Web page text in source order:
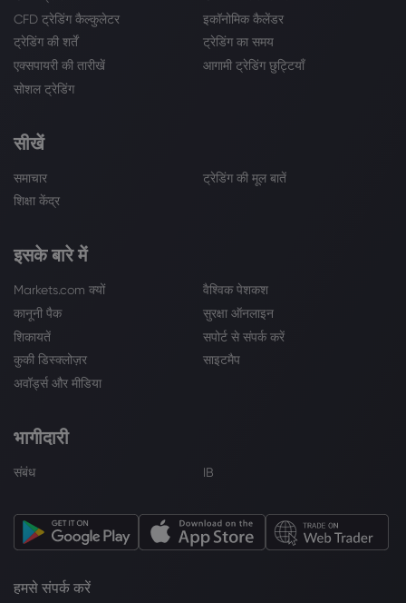
CFD ट्रेडिंग कैल्कुलेटर
इकॉनोमिक कैलेंडर
ट्रेडिंग की शर्तें
ट्रेडिंग का समय
एक्सपायरी की तारीखें
आगामी ट्रेडिंग छुट्टियाँ
सोशल ट्रेडिंग
सीखें
समाचार
ट्रेडिंग की मूल बातें
शिक्षा केंद्र
इसके बारे में
Markets.com क्यों
वैश्विक पेशकश
कानूनी पैक
सुरक्षा ऑनलाइन
शिकायतें
सपोर्ट से संपर्क करें
कुकी डिस्क्लोज़र
साइटमैप
अवॉर्ड्स और मीडिया
भागीदारी
संबंध IB
हमसे संपर्क करें